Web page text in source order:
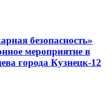
безопасность»
мероприятие в
города Кузнецк-12